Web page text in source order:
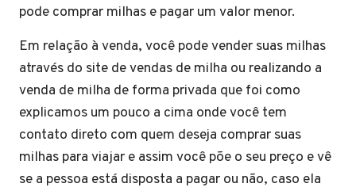
pode comprar milhas e pagar um valor menor.
Em relação à venda, você pode vender suas milhas
através do site de vendas de milha ou realizando a
venda de milha de forma privada que foi como
explicamos um pouco a cima onde você tem
contato direto com quem deseja comprar suas
milhas para viajar e assim você põe o seu preço e vê
se a pessoa está disposta a pagar ou não, caso ela